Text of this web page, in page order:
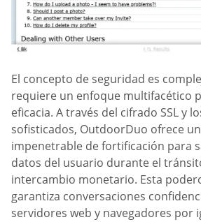
El concepto de seguridad es
requiere un enfoque multifacético
eficacia. A través del cifrado SSL y
sofisticados, OutdoorDuo ofrece
impenetrable de fortificación para
datos del usuario durante el
intercambio monetario. Esta
garantiza conversaciones
servidores web y navegadores por